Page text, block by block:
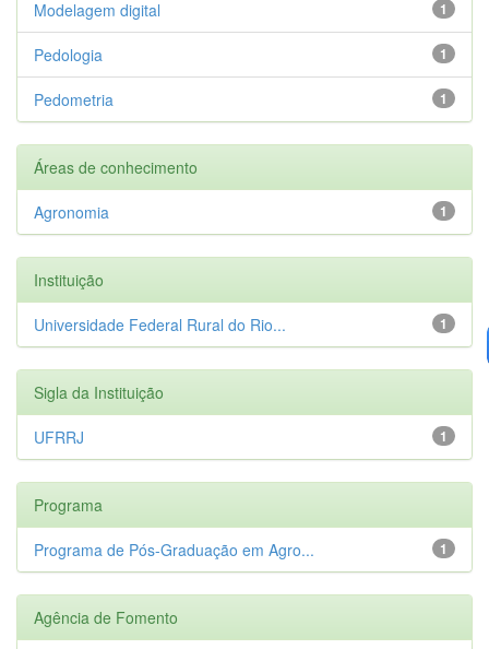
1
Modelagem digital
1
Pedologia
1
Pedometria
Áreas de conhecimento
1
Agronomia
Instituição
1
Universidade Federal Rural do Rio...
Sigla da Instituição
1
UFRRJ
Programa
1
Programa de Pós-Graduação em Agro...
Agência de Fomento